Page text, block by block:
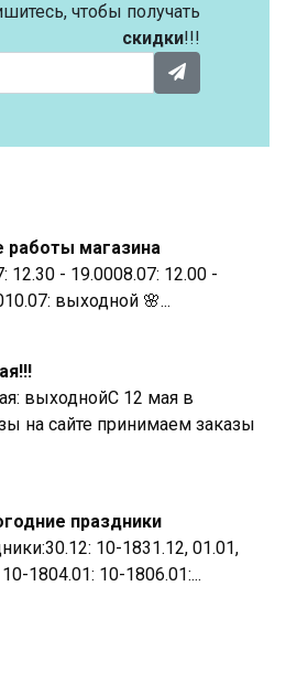
чтобы получать
скидки!!!
магазина
12.30 - 19.0008.07: 12.00 -
выходной 🌸...
выходнойС 12 мая в
на сайте принимаем заказы
праздники
10-1831.12, 01.01,
1804.01: 10-1806.01:...